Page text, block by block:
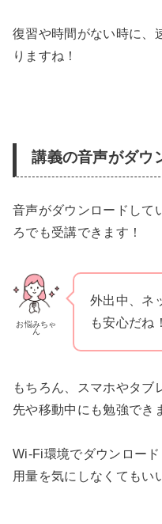
復習や時間がない時に、
りますね！
講義の音声がダウ
音声がダウンロードして
ろでも受講できます！
お悩みちゃ
ん
外出中、ネ
も安心だね！
もちろん、スマホやタブ
先や移動中にも勉強でき
Wi-Fi環境でダウンロー
用量を気にしなくてもい